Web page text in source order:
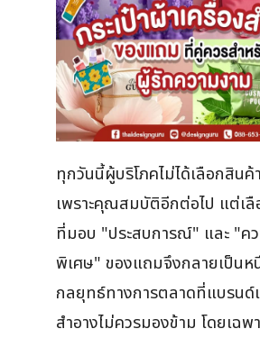
ทุกวันนี้ผู้บริโภคไม่ได้เลือกสินค้
เพราะคุณสมบัติอีกต่อไป แต่เ
ที่มอบ "ประสบการณ์" และ "ค
พิเศษ" ของแถมจึงกลายเป็นห
กลยุทธ์ทางการตลาดที่แบรนด์
สำอางไม่ควรมองข้าม โดยเฉพ